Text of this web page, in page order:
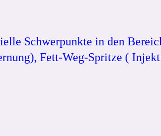
Schwerpunkte in den
Fett-Weg-Spritze (